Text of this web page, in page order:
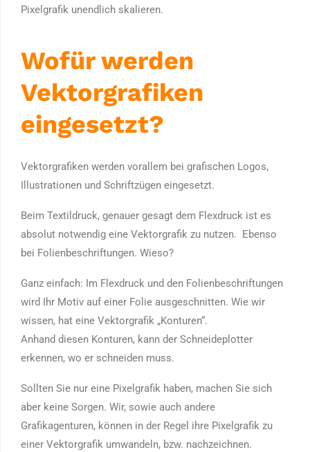
Pixelgrafik unendlich skalieren.
Wofür werden
Vektorgrafiken
eingesetzt?
Vektorgrafiken werden vorallem bei grafischen Logos,
Illustrationen und Schriftzügen eingesetzt.
Beim Textildruck, genauer gesagt dem Flexdruck ist es
absolut notwendig eine Vektorgrafik zu nutzen. Ebenso
bei Folienbeschriftungen. Wieso?
Ganz einfach: Im Flexdruck und den Folienbeschriftungen
wird Ihr Motiv auf einer Folie ausgeschnitten. Wie wir
wissen, hat eine Vektorgrafik „Konturen“.
Anhand diesen Konturen, kann der Schneideplotter
erkennen, wo er schneiden muss.
Sollten Sie nur eine Pixelgrafik haben, machen Sie sich
aber keine Sorgen. Wir, sowie auch andere
Grafikagenturen, können in der Regel ihre Pixelgrafik zu
einer Vektorgrafik umwandeln, bzw. nachzeichnen.